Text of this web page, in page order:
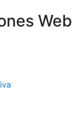
Web